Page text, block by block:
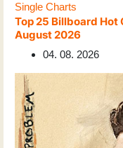
Single Charts
Top 25 Billboard Hot
August 2026
04. 08. 2026